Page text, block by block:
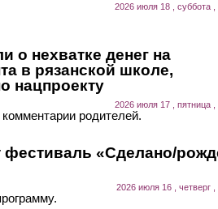
2026 июля 18 , суббота ,
о нехватке денег на
в рязанской школе,
нацпроекту
2026 июля 17 , пятница ,
родителей.
фестиваль «Сделано/
2026 июля 16 , четверг ,